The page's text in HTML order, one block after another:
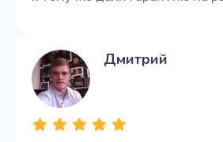
Дмитрий